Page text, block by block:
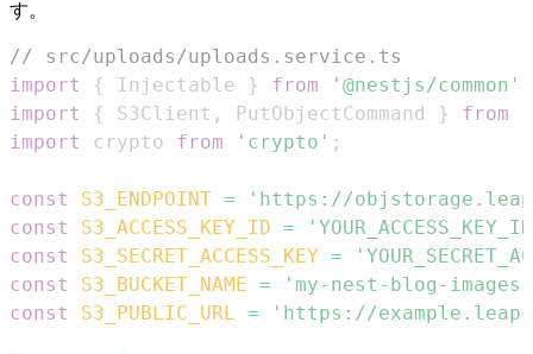
す。
// src/uploads/uploads.service.ts
import
{ Injectable } from '@nestjs/common'
import
{ S3Client , PutObjectCommand } from
import
crypto from 'crypto' ;
const S3_ENDPOINT =
'https://
const
S3_ACCESS_KEY_ID =
const
S3_SECRET_ACCESS_KEY =
const
S3_BUCKET_NAME =
'my-nest-blog-images'
const
S3_PUBLIC_URL = 'https://